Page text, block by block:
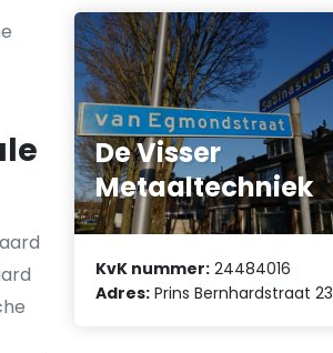
De Visser
Metaaltechniek
KvK nummer: 24484016
Adres: Prins Bernhardstraat 23